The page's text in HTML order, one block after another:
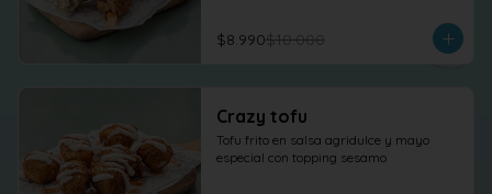
$8.990$10.000
Crazy tofu
Tofu frito en salsa agridulce y mayo
especial con topping sesamo